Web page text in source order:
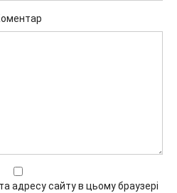
адресу сайту в цьому браузері